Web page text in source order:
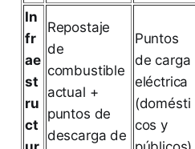
In
fr
ae
st
ru
ct
Repostaje
de
combustible
actual +
puntos de
descarga de
Puntos
de carga
eléctrica
(domésti
cos y